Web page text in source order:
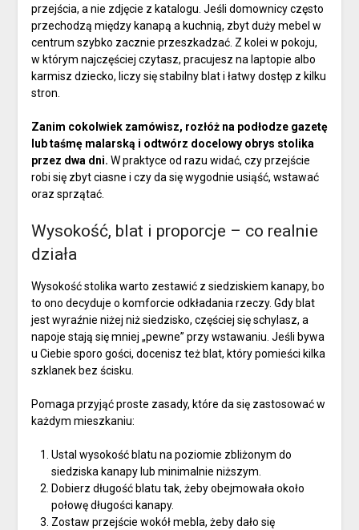
przejścia, a nie zdjęcie z katalogu. Jeśli domownicy często
przechodzą między kanapą a kuchnią, zbyt duży mebel w
centrum szybko zacznie przeszkadzać. Z kolei w pokoju,
w którym najczęściej czytasz, pracujesz na laptopie albo
karmisz dziecko, liczy się stabilny blat i łatwy dostęp z kilku
stron.
Zanim cokolwiek zamówisz, rozłóż na podłodze gazetę
lub taśmę malarską i odtwórz docelowy obrys stolika
przez dwa dni. W praktyce od razu widać, czy przejście
robi się zbyt ciasne i czy da się wygodnie usiąść, wstawać
oraz sprzątać.
Wysokość, blat i proporcje – co realnie
działa
Wysokość stolika warto zestawić z siedziskiem kanapy, bo
to ono decyduje o komforcie odkładania rzeczy. Gdy blat
jest wyraźnie niżej niż siedzisko, częściej się schylasz, a
napoje stają się mniej „pewne” przy wstawaniu. Jeśli bywa
u Ciebie sporo gości, docenisz też blat, który pomieści kilka
szklanek bez ścisku.
Pomaga przyjąć proste zasady, które da się zastosować w
każdym mieszkaniu:
Ustal wysokość blatu na poziomie zbliżonym do
siedziska kanapy lub minimalnie niższym.
Dobierz długość blatu tak, żeby obejmowała około
połowę długości kanapy.
Zostaw przejście wokół mebla, żeby dało się